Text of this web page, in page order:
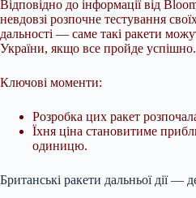
Відповідно до інформації від
невдовзі розпочне тестування
дальності — саме такі ракети
України, якщо все пройде успішно.
Ключові моменти:
Розробка цих ракет
Їхня ціна становитиме
одиницю.
Британські ракети дальньої дії —